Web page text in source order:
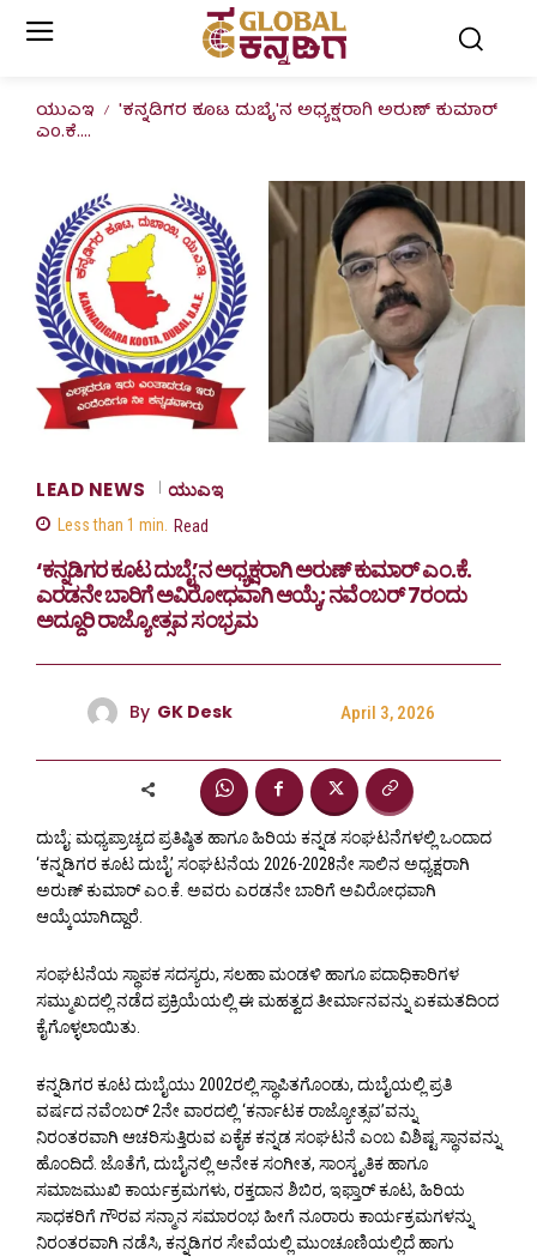
ಯುಎಇ 'ಕನ್ನಡಿಗರ ಕೂಟ ದುಬೈ'ನ ಅಧ್ಯಕ್ಷರಾಗಿ ಅರುಣ್ ಕುಮಾರ್
ಎಂ.ಕೆ....
LEAD NEWS ಯುಎಇ
Less than 1 min. Read
‘ಕನ್ನಡಿಗರ ಕೂಟ ದುಬೈ’ನ ಅಧ್ಯಕ್ಷರಾಗಿ ಅರುಣ್ ಕುಮಾರ್ ಎಂ.ಕೆ.
ಎರಡನೇ ಬಾರಿಗೆ ಅವಿರೋಧವಾಗಿ ಆಯ್ಕೆ; ನವೆಂಬರ್ 7ರಂದು
ಅದ್ದೂರಿ ರಾಜ್ಯೋತ್ಸವ ಸಂಭ್ರಮ
By GK Desk April 3, 2026
ದುಬೈ: ಮಧ್ಯಪ್ರಾಚ್ಯದ ಪ್ರತಿಷ್ಠಿತ ಹಾಗೂ ಹಿರಿಯ ಕನ್ನಡ ಸಂಘಟನೆಗಳಲ್ಲಿ ಒಂದಾದ
‘ಕನ್ನಡಿಗರ ಕೂಟ ದುಬೈ’ ಸಂಘಟನೆಯ 2026-2028ನೇ ಸಾಲಿನ ಅಧ್ಯಕ್ಷರಾಗಿ
ಅರುಣ್ ಕುಮಾರ್ ಎಂ.ಕೆ. ಅವರು ಎರಡನೇ ಬಾರಿಗೆ ಅವಿರೋಧವಾಗಿ
ಆಯ್ಕೆಯಾಗಿದ್ದಾರೆ.
ಸಂಘಟನೆಯ ಸ್ಥಾಪಕ ಸದಸ್ಯರು, ಸಲಹಾ ಮಂಡಳಿ ಹಾಗೂ ಪದಾಧಿಕಾರಿಗಳ
ಸಮ್ಮುಖದಲ್ಲಿ ನಡೆದ ಪ್ರಕ್ರಿಯೆಯಲ್ಲಿ ಈ ಮಹತ್ವದ ತೀರ್ಮಾನವನ್ನು ಏಕಮತದಿಂದ
ಕೈಗೊಳ್ಳಲಾಯಿತು.
ಕನ್ನಡಿಗರ ಕೂಟ ದುಬೈಯು 2002ರಲ್ಲಿ ಸ್ಥಾಪಿತಗೊಂಡು, ದುಬೈಯಲ್ಲಿ ಪ್ರತಿ
ವರ್ಷದ ನವೆಂಬರ್ 2ನೇ ವಾರದಲ್ಲಿ ‘ಕರ್ನಾಟಕ ರಾಜ್ಯೋತ್ಸವ’ವನ್ನು
ನಿರಂತರವಾಗಿ ಆಚರಿಸುತ್ತಿರುವ ಏಕೈಕ ಕನ್ನಡ ಸಂಘಟನೆ ಎಂಬ ವಿಶಿಷ್ಟ ಸ್ಥಾನವನ್ನು
ಹೊಂದಿದೆ. ಜೊತೆಗೆ, ದುಬೈನಲ್ಲಿ ಅನೇಕ ಸಂಗೀತ, ಸಾಂಸ್ಕೃತಿಕ ಹಾಗೂ
ಸಮಾಜಮುಖಿ ಕಾರ್ಯಕ್ರಮಗಳು, ರಕ್ತದಾನ ಶಿಬಿರ, ಇಫ್ತಾರ್ ಕೂಟ, ಹಿರಿಯ
ಸಾಧಕರಿಗೆ ಗೌರವ ಸನ್ಮಾನ ಸಮಾರಂಭ ಹೀಗೆ ನೂರಾರು ಕಾರ್ಯಕ್ರಮಗಳನ್ನು
ನಿರಂತರವಾಗಿ ನಡೆಸಿ, ಕನ್ನಡಿಗರ ಸೇವೆಯಲ್ಲಿ ಮುಂಚೂಣಿಯಲ್ಲಿದೆ ಹಾಗು